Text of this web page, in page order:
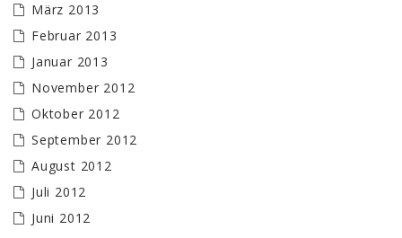
März 2013
Februar 2013
Januar 2013
November 2012
Oktober 2012
September 2012
August 2012
Juli 2012
Juni 2012